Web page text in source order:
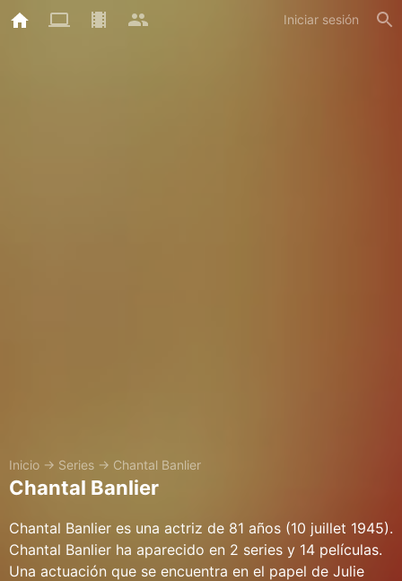
Iniciar sesión
Inicio → Series → Chantal Banlier
Chantal Banlier
Chantal Banlier es una actriz de 81 años (10 juillet 1945).
Chantal Banlier ha aparecido en 2 series y 14 películas.
Una actuación que se encuentra en el papel de Julie